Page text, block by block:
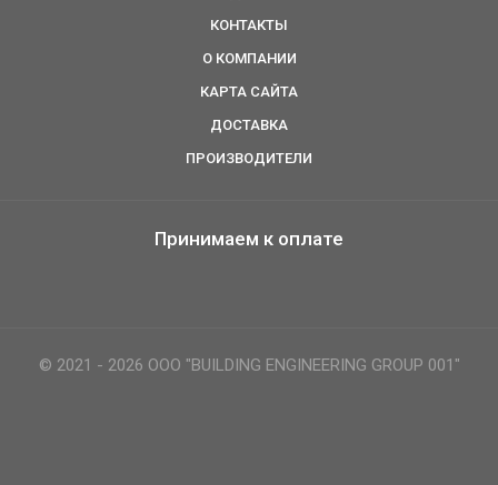
КОНТАКТЫ
О КОМПАНИИ
КАРТА САЙТА
ДОСТАВКА
ПРОИЗВОДИТЕЛИ
Принимаем к оплате
© 2021 - 2026 ООО "BUILDING ENGINEERING GROUP 001"